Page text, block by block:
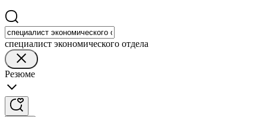
специалист экономического отдела
Резюме